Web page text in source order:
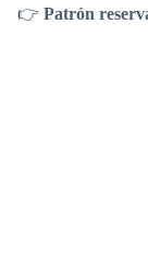
👉 Patrón